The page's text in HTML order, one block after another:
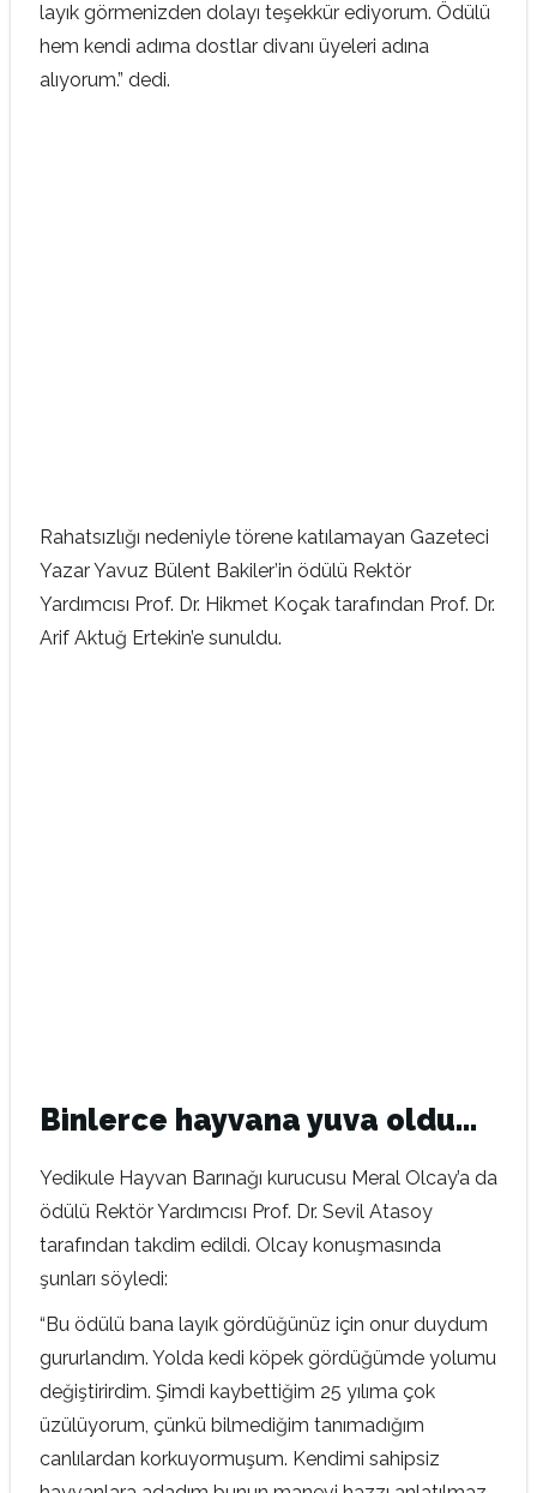
layık görmenizden dolayı teşekkür ediyorum. Ödülü
hem kendi adıma dostlar divanı üyeleri adına
alıyorum.” dedi.
Rahatsızlığı nedeniyle törene katılamayan Gazeteci
Yazar Yavuz Bülent Bakiler’in ödülü Rektör
Yardımcısı Prof. Dr. Hikmet Koçak tarafından Prof. Dr.
Arif Aktuğ Ertekin’e sunuldu.
Binlerce hayvana yuva oldu…
Yedikule Hayvan Barınağı kurucusu Meral Olcay’a da
ödülü Rektör Yardımcısı Prof. Dr. Sevil Atasoy
tarafından takdim edildi. Olcay konuşmasında
şunları söyledi:
“Bu ödülü bana layık gördüğünüz için onur duydum
gururlandım. Yolda kedi köpek gördüğümde yolumu
değiştirirdim. Şimdi kaybettiğim 25 yılıma çok
üzülüyorum, çünkü bilmediğim tanımadığım
canlılardan korkuyormuşum. Kendimi sahipsiz